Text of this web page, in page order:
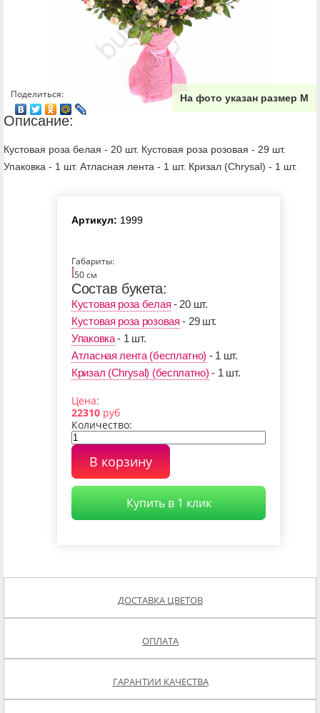
На фото указан размер М
Поделиться:
Описание:
Кустовая роза белая - 20 шт. Кустовая роза розовая - 29 шт.
Упаковка - 1 шт. Атласная лента - 1 шт. Кризал (Chrysal) - 1 шт.
Цена:
22310 руб
Количество:
В корзину
Купить в 1 клик
Артикул: 1999
Габариты:
50 см
Состав букета:
Кустовая роза белая - 20 шт.
Кустовая роза розовая - 29 шт.
Упаковка- 1 шт.
Атласная лента (бесплатно) - 1 шт.
Кризал (Chrysal) (бесплатно) - 1 шт.
ДОСТАВКА ЦВЕТОВ
ОПЛАТА
ГАРАНТИИ КАЧЕСТВА